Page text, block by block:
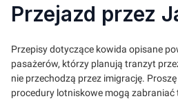
Przejazd przez
Przepisy dotyczące kowida opisane
pasażerów, którzy planują tranzyt
nie przechodzą przez imigrację.
procedury lotniskowe mogą